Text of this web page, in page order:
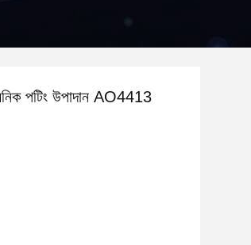
পটিং উপাদান AO4413